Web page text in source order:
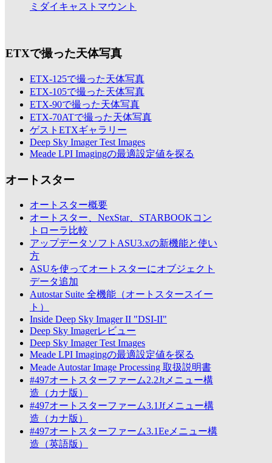
ミダイキャストマウント
ETXで撮った天体写真
ETX-125で撮った天体写真
ETX-105で撮った天体写真
ETX-90で撮った天体写真
ETX-70ATで撮った天体写真
ゲストETXギャラリー
Deep Sky Imager Test Images
Meade LPI Imagingの最適設定値を探る
オートスター
オートスター概要
オートスター、NexStar、STARBOOKコン
トローラ比較
アップデータソフトASU3.xの新機能と使い
方
ASUを使ってオートスターにオブジェクト
データ追加
Autostar Suite 全機能（オートスタースイー
ト）
Inside Deep Sky Imager II "DSI-II"
Deep Sky Imagerレビュー
Deep Sky Imager Test Images
Meade LPI Imagingの最適設定値を探る
Meade Autostar Image Processing 取扱説明書
#497オートスターファーム2.2Jtメニュー構
造（カナ版）
#497オートスターファーム3.1Jfメニュー構
造（カナ版）
#497オートスターファーム3.1Eeメニュー構
造（英語版）